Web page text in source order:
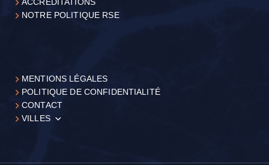
ACCRÉDITATIONS
NOTRE POLITIQUE RSE
MENTIONS LÉGALES
POLITIQUE DE CONFIDENTIALITÉ
CONTACT
VILLES